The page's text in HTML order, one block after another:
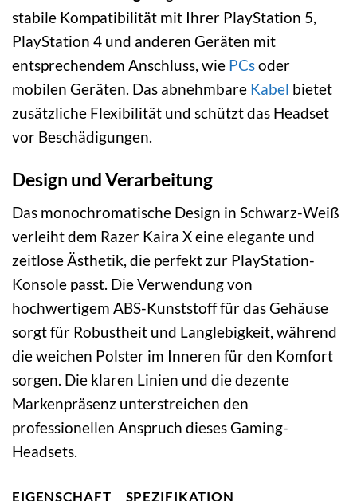
stabile Kompatibilität mit Ihrer PlayStation 5,
PlayStation 4 und anderen Geräten mit
entsprechendem Anschluss, wie PCsoder
mobilen Geräten. Das abnehmbare Kabel bietet
zusätzliche Flexibilität und schützt das Headset
vor Beschädigungen.
Design und Verarbeitung
Das monochromatische Design in Schwarz-Weiß
verleiht dem Razer Kaira X eine elegante und
zeitlose Ästhetik, die perfekt zur PlayStation-
Konsole passt. Die Verwendung von
hochwertigem ABS-Kunststoff für das Gehäuse
sorgt für Robustheit und Langlebigkeit, während
die weichen Polster im Inneren für den Komfort
sorgen. Die klaren Linien und die dezente
Markenpräsenz unterstreichen den
professionellen Anspruch dieses Gaming-
Headsets.
EIGENSCHAFT SPEZIFIKATION